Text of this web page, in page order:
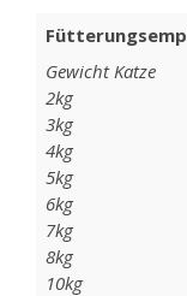
Gewicht Katze
2kg
3kg
4kg
5kg
6kg
7kg
8kg
10kg